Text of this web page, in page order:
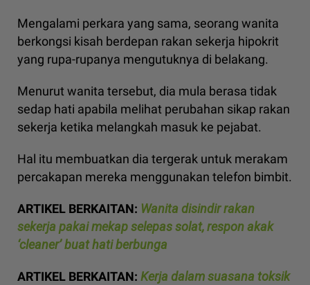
Mengalami perkara yang sama, seorang wanita
berkongsi kisah berdepan rakan sekerja hipokrit
yang rupa-rupanya mengutuknya di belakang.
Menurut wanita tersebut, dia mula berasa tidak
sedap hati apabila melihat perubahan sikap rakan
sekerja ketika melangkah masuk ke pejabat.
Hal itu membuatkan dia tergerak untuk merakam
percakapan mereka menggunakan telefon bimbit.
ARTIKEL BERKAITAN: Wanita disindir rakan
sekerja pakai mekap selepas solat, respon akak
‘cleaner’ buat hati berbunga
ARTIKEL BERKAITAN: Kerja dalam suasana toksik